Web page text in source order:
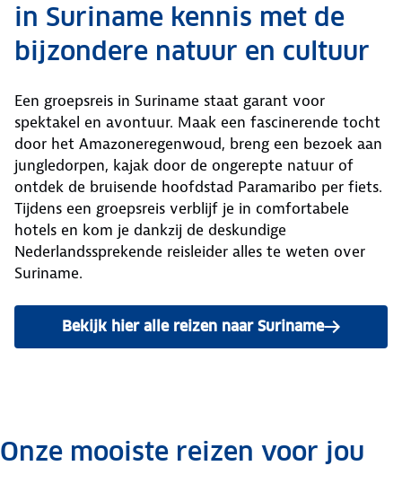
in Suriname kennis met de
bijzondere natuur en cultuur
Een groepsreis in Suriname staat garant voor
spektakel en avontuur. Maak een fascinerende tocht
door het Amazoneregenwoud, breng een bezoek aan
jungledorpen, kajak door de ongerepte natuur of
ontdek de bruisende hoofdstad Paramaribo per fiets.
Tijdens een groepsreis verblijf je in comfortabele
hotels en kom je dankzij de deskundige
Nederlandssprekende reisleider alles te weten over
Suriname.
Bekijk hier alle reizen naar Suriname
.Onze mooiste reizen voor jou